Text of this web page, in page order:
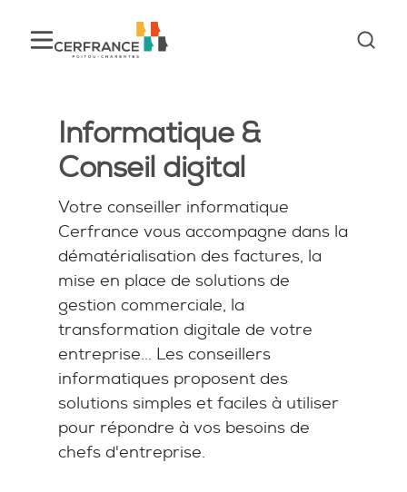
Informatique &
Conseil digital
Votre conseiller informatique
Cerfrance vous accompagne dans la
dématérialisation des factures, la
mise en place de solutions de
gestion commerciale, la
transformation digitale de votre
entreprise... Les conseillers
informatiques proposent des
solutions simples et faciles à utiliser
pour répondre à vos besoins de
chefs d'entreprise.